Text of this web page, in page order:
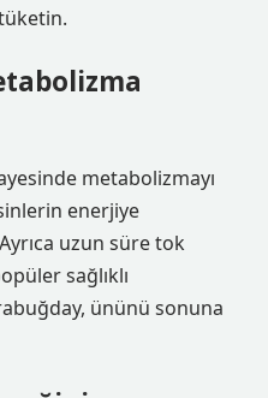
metabolizmayı
enerjiye
uzun süre tok
sağlıklı
ününü sonuna